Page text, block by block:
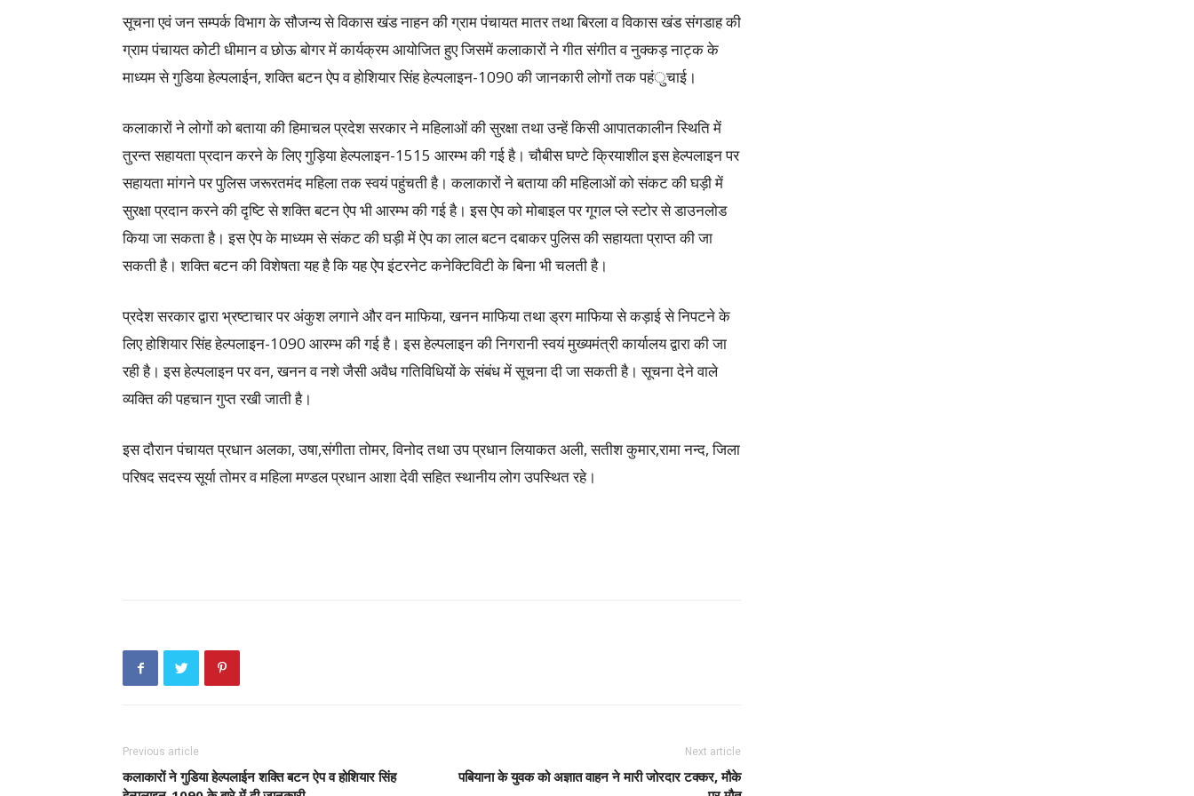
सूचना एवं जन सम्पर्क विभाग के सौजन्य से विकास खंड नाहन की ग्राम पंचायत मातर तथा बिरला व विकास खंड संगडाह की
ग्राम पंचायत कोेटी धीमान व छोऊ बोगर में कार्यक्रम आयोजित हुए जिसमें कलाकारों ने गीत संगीत व नुक्कड़ नाट्क के
माध्यम से गुडिया हेल्पलाईन, शक्ति बटन ऐप व होशियार सिंह हेल्पलाइन-1090 की जानकारी लोगों तक पहंुचाई।
कलाकारों ने लोगों को बताया की हिमाचल प्रदेश सरकार ने महिलाओं की सुरक्षा तथा उन्हें किसी आपातकालीन स्थिति में
तुरन्त सहायता प्रदान करने के लिए गुड़िया हेल्पलाइन-1515 आरम्भ की गई है। चौबीस घण्टे क्रियाशील इस हेल्पलाइन पर
सहायता मांगने पर पुलिस जरूरतमंद महिला तक स्वयं पहुंचती है। कलाकारों ने बताया की महिलाओं को संकट की घड़ी में
सुरक्षा प्रदान करने की दृष्टि से शक्ति बटन ऐप भी आरम्भ की गई है। इस ऐप को मोबाइल पर गूगल प्ले स्टोर से डाउनलोड
किया जा सकता है। इस ऐप के माध्यम से संकट की घड़ी में ऐप का लाल बटन दबाकर पुलिस की सहायता प्राप्त की जा
सकती है। शक्ति बटन की विशेषता यह है कि यह ऐप इंटरनेट कनेक्टिविटी के बिना भी चलती है।
प्रदेश सरकार द्वारा भ्रष्टाचार पर अंकुश लगाने और वन माफिया, खनन माफिया तथा ड्रग माफिया से कड़ाई से निपटने के
लिए होशियार सिंह हेल्पलाइन-1090 आरम्भ की गई है। इस हेल्पलाइन की निगरानी स्वयं मुख्यमंत्री कार्यालय द्वारा की जा
रही है। इस हेल्पलाइन पर वन, खनन व नशे जैसी अवैध गतिविधियों के संबंध में सूचना दी जा सकती है। सूचना देने वाले
व्यक्ति की पहचान गुप्त रखी जाती है।
इस दौरान पंचायत प्रधान अलका, उषा,संगीता तोमर, विनोद तथा उप प्रधान लियाकत अली, सतीश कुमार,रामा नन्द, जिला
परिषद सदस्य सूर्या तोमर व महिला मण्डल प्रधान आशा देवी सहित स्थानीय लोग उपस्थित रहे।
Previous article
कलाकारों ने गुडिया हेल्पलाईन शक्ति बटन ऐप व होशियार सिंह
Next article
पबियाना के युवक को अज्ञात वाहन ने मारी जोरदार टक्कर, मौके